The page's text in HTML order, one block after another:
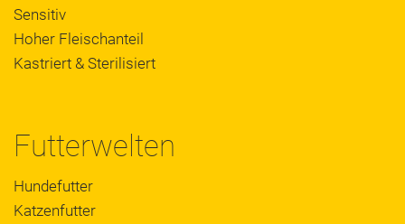
Sensitiv
Hoher Fleischanteil
Kastriert & Sterilisiert
Futterwelten
Hundefutter
Katzenfutter